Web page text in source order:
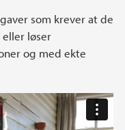
som krever at de
løser
og med ekte